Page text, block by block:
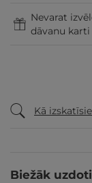
Nevarat
dāvanu karti
Kā
Biežāk